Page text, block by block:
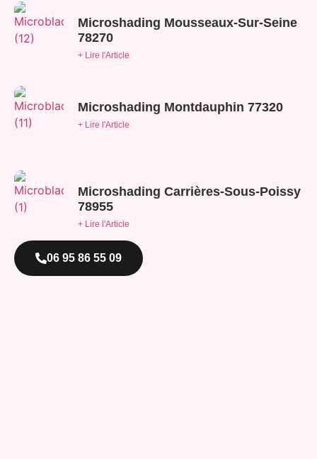
Microshading Mousseaux-Sur-Seine
78270
+ Lire l'Article
Microshading Montdauphin 77320
+ Lire l'Article
Microshading Carrières-Sous-Poissy
78955
+ Lire l'Article
06 95 86 55 09